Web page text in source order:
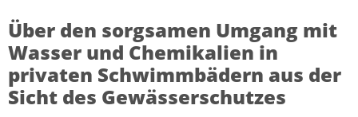
Über den sorgsamen Umgang mit
Wasser und Chemikalien in
privaten Schwimmbädern aus der
Sicht des Gewässerschutzes